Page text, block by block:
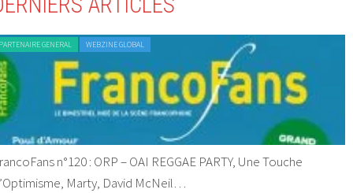
GENERAL WEBZINE GLOBAL
n°120 : ORP – OAI REGGAE PARTY, Une Touche
Marty, David McNeil…